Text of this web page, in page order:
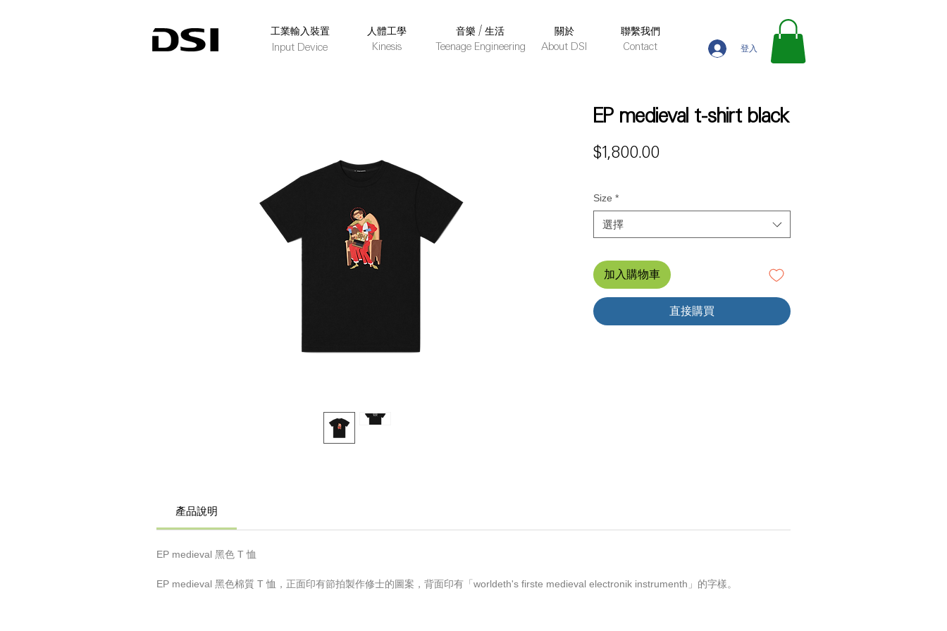
​工業輸入裝置
Input Device
人體工學
Kinesis
音樂 / 生活
Teenage Engineering
關於
About DSI
聯繫我們
Contact 登入
EP medieval t-shirt black
$1,800.00價
Size *
選擇
加入購物車
直接購買
產品說明
EP medieval 黑色 T 恤
EP medieval 黑色棉質 T 恤，正面印有節拍製作修士的圖案，背面印有「worldeth's firste medieval electronik instrumenth」的字樣。